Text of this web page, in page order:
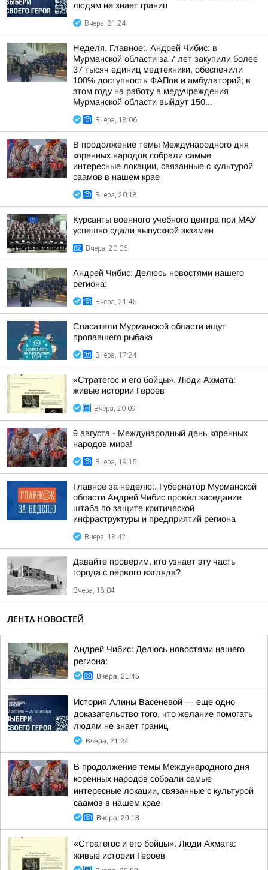
людям не знает границ
Вчера, 21:24
Неделя. Главное:. Андрей Чибис: в
Мурманской области за 7 лет закупили более
37 тысяч единиц медтехники, обеспечили
100% доступность ФАПов и амбулаторий; в
этом году на работу в медучреждения
Мурманской области выйдут 150...
Вчера, 18:06
В продолжение темы Международного дня
коренных народов собрали самые
интересные локации, связанные с культурой
саамов в нашем крае
Вчера, 20:18
Курсанты военного учебного центра при МАУ
успешно сдали выпускной экзамен
Вчера, 20:06
Андрей Чибис: Делюсь новостями нашего
региона:
Вчера, 21:45
Спасатели Мурманской области ищут
пропавшего рыбака
Вчера, 17:24
«Стратегос и его бойцы». Люди Ахмата:
живые истории Героев
Вчера, 20:09
9 августа - Международный день коренных
народов мира!
Вчера, 19:15
Главное за неделю:. Губернатор Мурманской
области Андрей Чибис провёл заседание
штаба по защите критической
инфраструктуры и предприятий региона
Вчера, 18:42
Давайте проверим, кто узнает эту часть
города с первого взгляда?
Вчера, 18:04
ЛЕНТА НОВОСТЕЙ
Андрей Чибис: Делюсь новостями нашего
региона:
Вчера, 21:45
История Алины Васеневой — еще одно
доказательство того, что желание помогать
людям не знает границ
Вчера, 21:24
В продолжение темы Международного дня
коренных народов собрали самые
интересные локации, связанные с культурой
саамов в нашем крае
Вчера, 20:18
«Стратегос и его бойцы». Люди Ахмата:
живые истории Героев